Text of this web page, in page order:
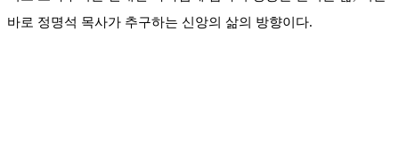
바로 정명석 목사가 추구하는 신앙의 삶의 방향이다.